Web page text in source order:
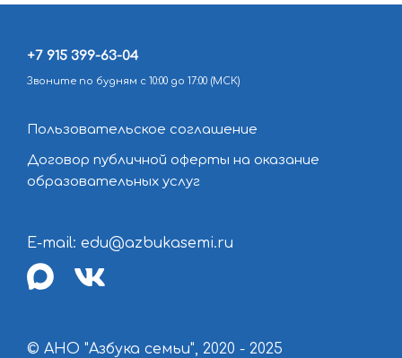
+7 915 399-63-04
Звоните по будням с 10:00 до 17:00 (МСК)
Пользовательское соглашение
Договор публичной оферты на оказание
образовательных услуг
E-mail: edu@azbukasemi.ru
max vk
© АНО "Азбука семьи", 2020 - 2025